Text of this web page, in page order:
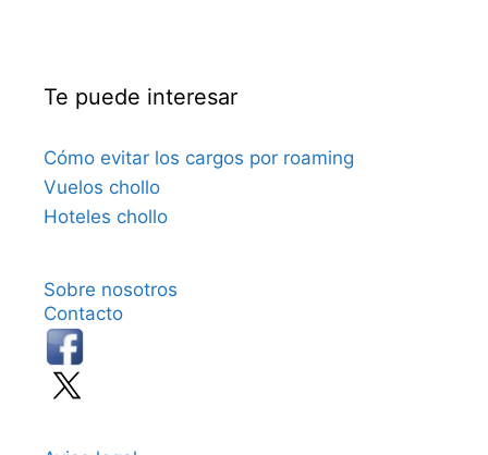
Te puede interesar
Cómo evitar los cargos por roaming
Vuelos chollo
Hoteles chollo
Sobre nosotros
Contacto